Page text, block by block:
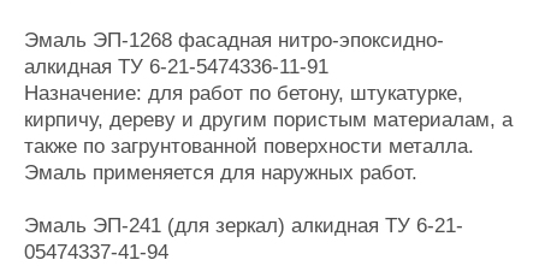
Эмаль ЭП-1268 фасадная нитро-эпоксидно-
алкидная ТУ 6-21-5474336-11-91
Назначение: для работ по бетону, штукатурке,
кирпичу, дереву и другим пористым материалам, а
также по загрунтованной поверхности металла.
Эмаль применяется для наружных работ.
Эмаль ЭП-241 (для зеркал) алкидная ТУ 6-21-
05474337-41-94